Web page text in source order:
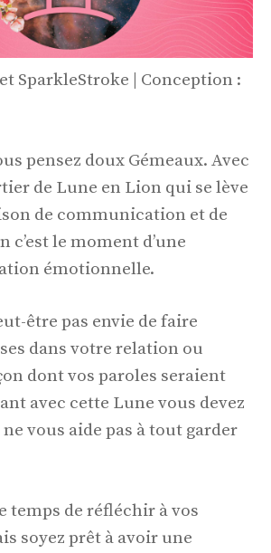
SparkleStroke | Conception :
pensez doux Gémeaux. Avec
de Lune en Lion qui se lève
de communication et de
c’est le moment d’une
émotionnelle.
être pas envie de faire
dans votre relation ou
dont vos paroles seraient
avec cette Lune vous devez
vous aide pas à tout garder
temps de réfléchir à vos
soyez prêt à avoir une